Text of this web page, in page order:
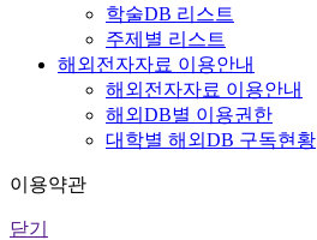
학술DB 리스트
주제별 리스트
해외전자자료 이용안내
해외전자자료 이용안내
해외DB별 이용권한
대학별 해외DB 구독현황
이용약관
닫기